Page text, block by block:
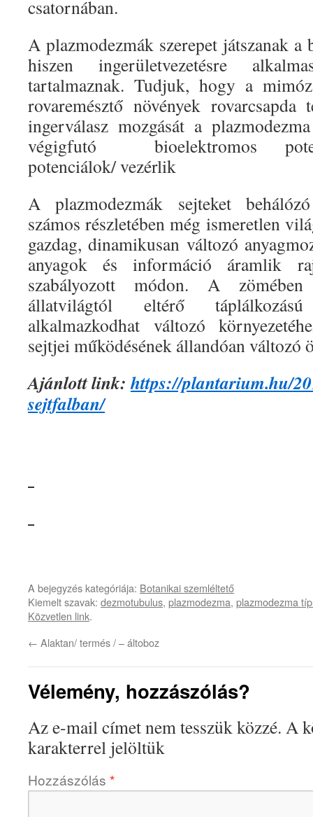
csatornában.
A plazmodezmák szerepet játszanak
hiszen ingerületvezetésre
tartalmaznak. Tudjuk, hogy a
rovaremésztő növények rovarcsapda
ingerválasz mozgását a
végigfutó bioelektromos
potenciálok/ vezérlik
A plazmodezmák sejteket
számos részletében még ismeretlen
gazdag, dinamikusan változó
anyagok és információ áramlik
szabályozott módon. A
állatvilágtól eltérő
alkalmazkodhat változó
sejtjei működésének állandóan változó
Ajánlott link:https://plantarium.hu/
sejtfalban/
A bejegyzés kategóriája: Botanikai szemléltető
Kiemelt szavak: dezmotubulus, plazmodezma, plazmodezma
Közvetlen link.
← Alaktan/ termés / – áltoboz
Vélemény, hozzászólás?
Az e-mail címet nem tesszük közzé. A
karakterrel jelöltük
Hozzászólás *